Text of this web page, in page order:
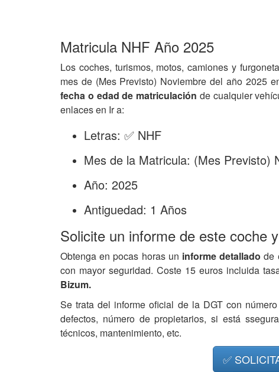
Matricula NHF Año 2025
Los coches, turismos, motos, camiones y
mes de (Mes Previsto) Noviembre del año 2025
fecha o edad de matriculación de cualquier
enlaces en Ir a:
Letras: ✅ NHF
Mes de la Matricula: (Mes Previsto)
Año: 2025
Antiguedad: 1 Años
Solicite un informe de este coche
Obtenga en pocas horas un informe detalladode
con mayor seguridad. Coste 15 euros incluida
Bizum.
Se trata del informe oficial de la DGT con
defectos, número de propietarios, si está
técnicos, mantenimiento, etc.
✅